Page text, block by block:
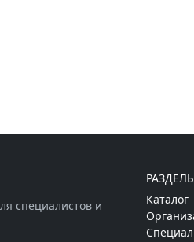
специалистов и
Каталог